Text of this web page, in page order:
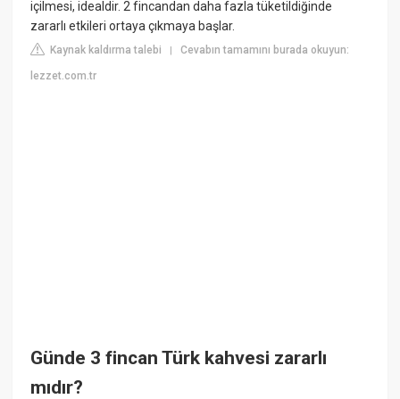
içilmesi, idealdir. 2 fincandan daha fazla tüketildiğinde
zararlı etkileri ortaya çıkmaya başlar.
Kaynak kaldırma talebi |Cevabın tamamını burada okuyun:
lezzet.com.tr
Günde 3 fincan Türk kahvesi zararlı
mıdır?